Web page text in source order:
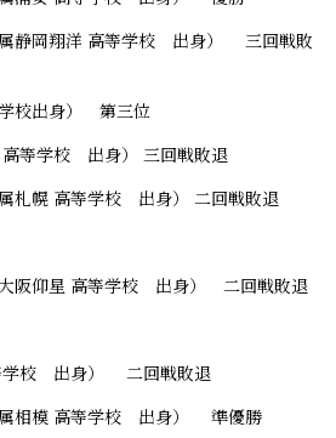
静岡翔洋 高等学校 出身） 三回戦敗
校出身） 第三位
等学校 出身） 三回戦敗退
札幌 高等学校 出身） 二回戦敗退
阪仰星 高等学校 出身） 二回戦敗退
学校 出身） 二回戦敗退
相模 高等学校 出身） 準優勝